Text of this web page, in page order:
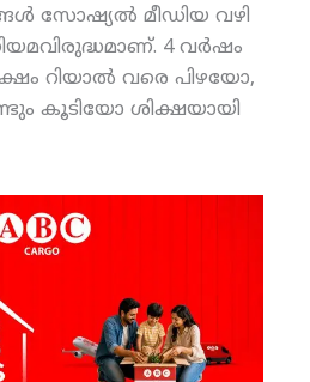
സോഷ്യല്‍ മീഡിയ വഴി
4 വര്‍ഷം
റിയാല്‍ വരെ പിഴയോ,
കൂടിയോ ശിക്ഷയായി